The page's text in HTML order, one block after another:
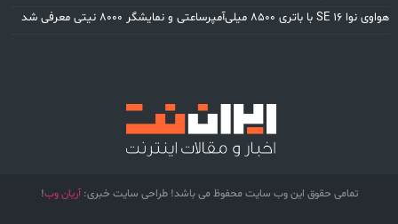
هواوی نوا 16 SE با باتری ۸۵۰۰ میلی‌آمپرساعتی و نمایشگر ۸۰۰۰ نیتی معرفی شد
تمامی حقوق این وب سایت محفوظ می باشد! طراحی سایت خبری:آریان وب!